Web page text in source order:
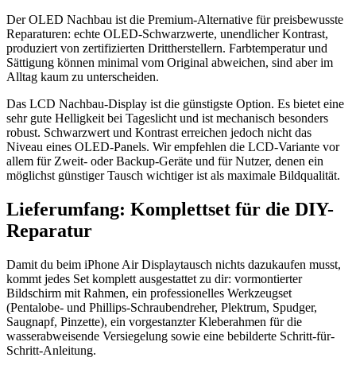
Der OLED Nachbau ist die Premium-Alternative für preisbewusste
Reparaturen: echte OLED-Schwarzwerte, unendlicher Kontrast,
produziert von zertifizierten Drittherstellern. Farbtemperatur und
Sättigung können minimal vom Original abweichen, sind aber im
Alltag kaum zu unterscheiden.
Das LCD Nachbau-Display ist die günstigste Option. Es bietet eine
sehr gute Helligkeit bei Tageslicht und ist mechanisch besonders
robust. Schwarzwert und Kontrast erreichen jedoch nicht das
Niveau eines OLED-Panels. Wir empfehlen die LCD-Variante vor
allem für Zweit- oder Backup-Geräte und für Nutzer, denen ein
möglichst günstiger Tausch wichtiger ist als maximale Bildqualität.
Lieferumfang: Komplettset für die DIY-
Reparatur
Damit du beim iPhone Air Displaytausch nichts dazukaufen musst,
kommt jedes Set komplett ausgestattet zu dir: vormontierter
Bildschirm mit Rahmen, ein professionelles Werkzeugset
(Pentalobe- und Phillips-Schraubendreher, Plektrum, Spudger,
Saugnapf, Pinzette), ein vorgestanzter Kleberahmen für die
wasserabweisende Versiegelung sowie eine bebilderte Schritt-für-
Schritt-Anleitung.